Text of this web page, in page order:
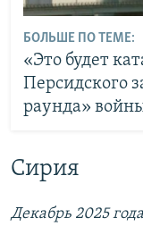
БОЛЬШЕ ПО ТЕМЕ:
«Это будет
Персидского
раунда»
Сирия
Декабрь 2025